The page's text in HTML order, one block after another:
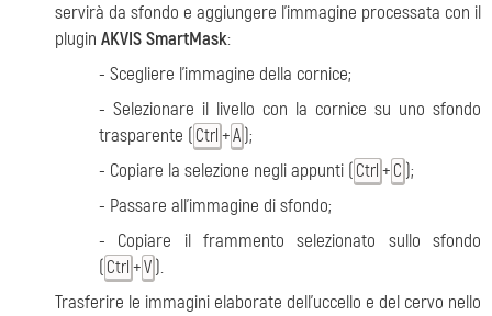
servirà da sfondo e aggiungere l’immagine processata con il
plugin AKVIS SmartMask:
- Scegliere l’immagine della cornice;
- Selezionare il livello con la cornice su uno sfondo
trasparente ( Ctrl +A );
- Copiare la selezione negli appunti ( Ctrl + C );
- Passare all’immagine di sfondo;
- Copiare il frammento selezionato sullo sfondo
( Ctrl +V ).
Trasferire le immagini elaborate dell’uccello e del cervo nello